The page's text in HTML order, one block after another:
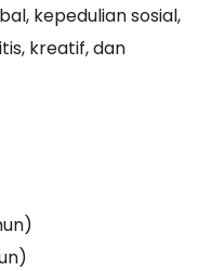
kepedulian sosial,
kreatif, dan